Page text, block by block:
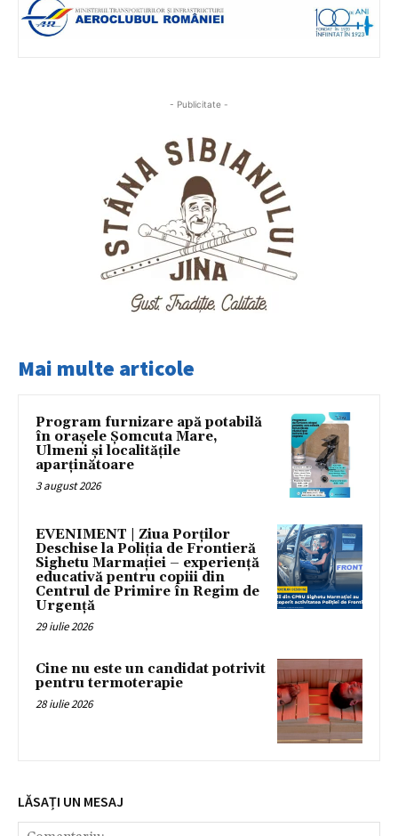
- Publicitate -
Mai multe articole
Program furnizare apă potabilă
în orașele Șomcuta Mare,
Ulmeni și localitățile
aparținătoare
3 august 2026
EVENIMENT | Ziua Porților
Deschise la Poliția de Frontieră
Sighetu Marmației – experiență
educativă pentru copiii din
Centrul de Primire în Regim de
Urgență
29 iulie 2026
Cine nu este un candidat potrivit
pentru termoterapie
28 iulie 2026
LĂSAȚI UN MESAJ